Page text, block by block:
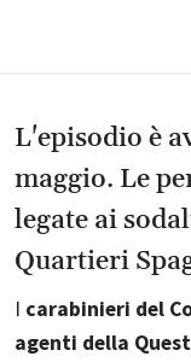
L'episodio è
maggio. Le
legate ai
Quartieri
I carabinieri del
agenti della